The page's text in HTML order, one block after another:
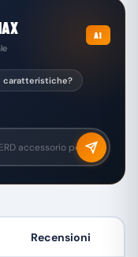
AI
caratteristiche?
Recensioni